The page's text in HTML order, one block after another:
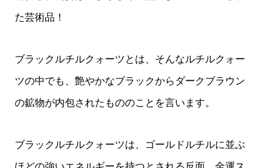
た芸術品！
ブラックルチルクォーツとは、そんなルチルクォー
ツの中でも、艶やかなブラックからダークブラウン
の鉱物が内包されたもののことを言います。
ブラックルチルクォーツは、ゴールドルチルに並ぶ